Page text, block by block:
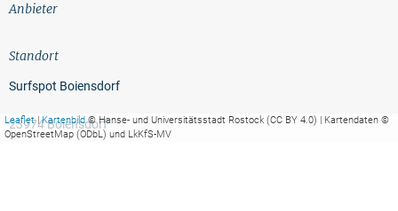
Leaflet|Kartenbild© Hanse- und Universitätsstadt Rostock (CC BY 4.0) | Kartendaten ©
OpenStreetMap (ODbL) und LkKfS-MV
Anbieter
Standort
Surfspot Boiensdorf
23974 Boiensdorf